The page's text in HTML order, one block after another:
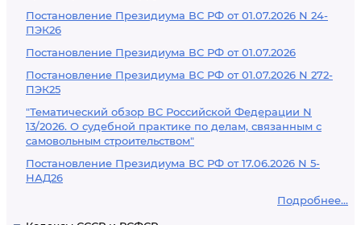
Постановление Президиума ВС РФ от 01.07.2026 N 24-
ПЭК26
Постановление Президиума ВС РФ от 01.07.2026
Постановление Президиума ВС РФ от 01.07.2026 N 272-
ПЭК25
"Тематический обзор ВС Российской Федерации N
13/2026. О судебной практике по делам, связанным с
самовольным строительством"
Постановление Президиума ВС РФ от 17.06.2026 N 5-
НАД26
Подробнее...